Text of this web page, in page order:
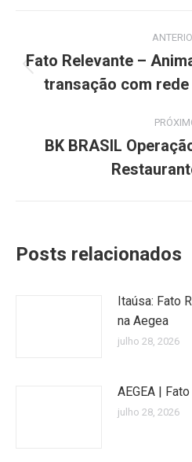
de
post:
Fato Relevante –
transação com rede
BK BRASIL
Posts relacionados
Itaúsa: Fato
na Aegea
julho 28, 2026
AEGEA |
julho 28, 2026